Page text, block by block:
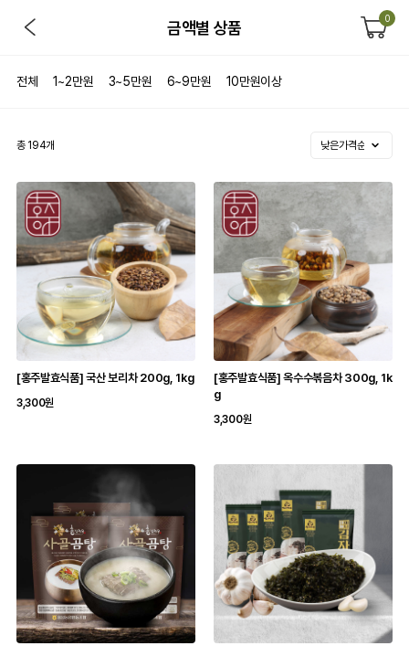
금액별 상품 0
전체 1~2만원 3~5만원 6~9만원 10만원이상
총 194개
[홍주발효식품] 국산 보리차 200g, 1kg
3,300원
[홍주발효식품] 옥수수볶음차 300g, 1k
g
3,300원